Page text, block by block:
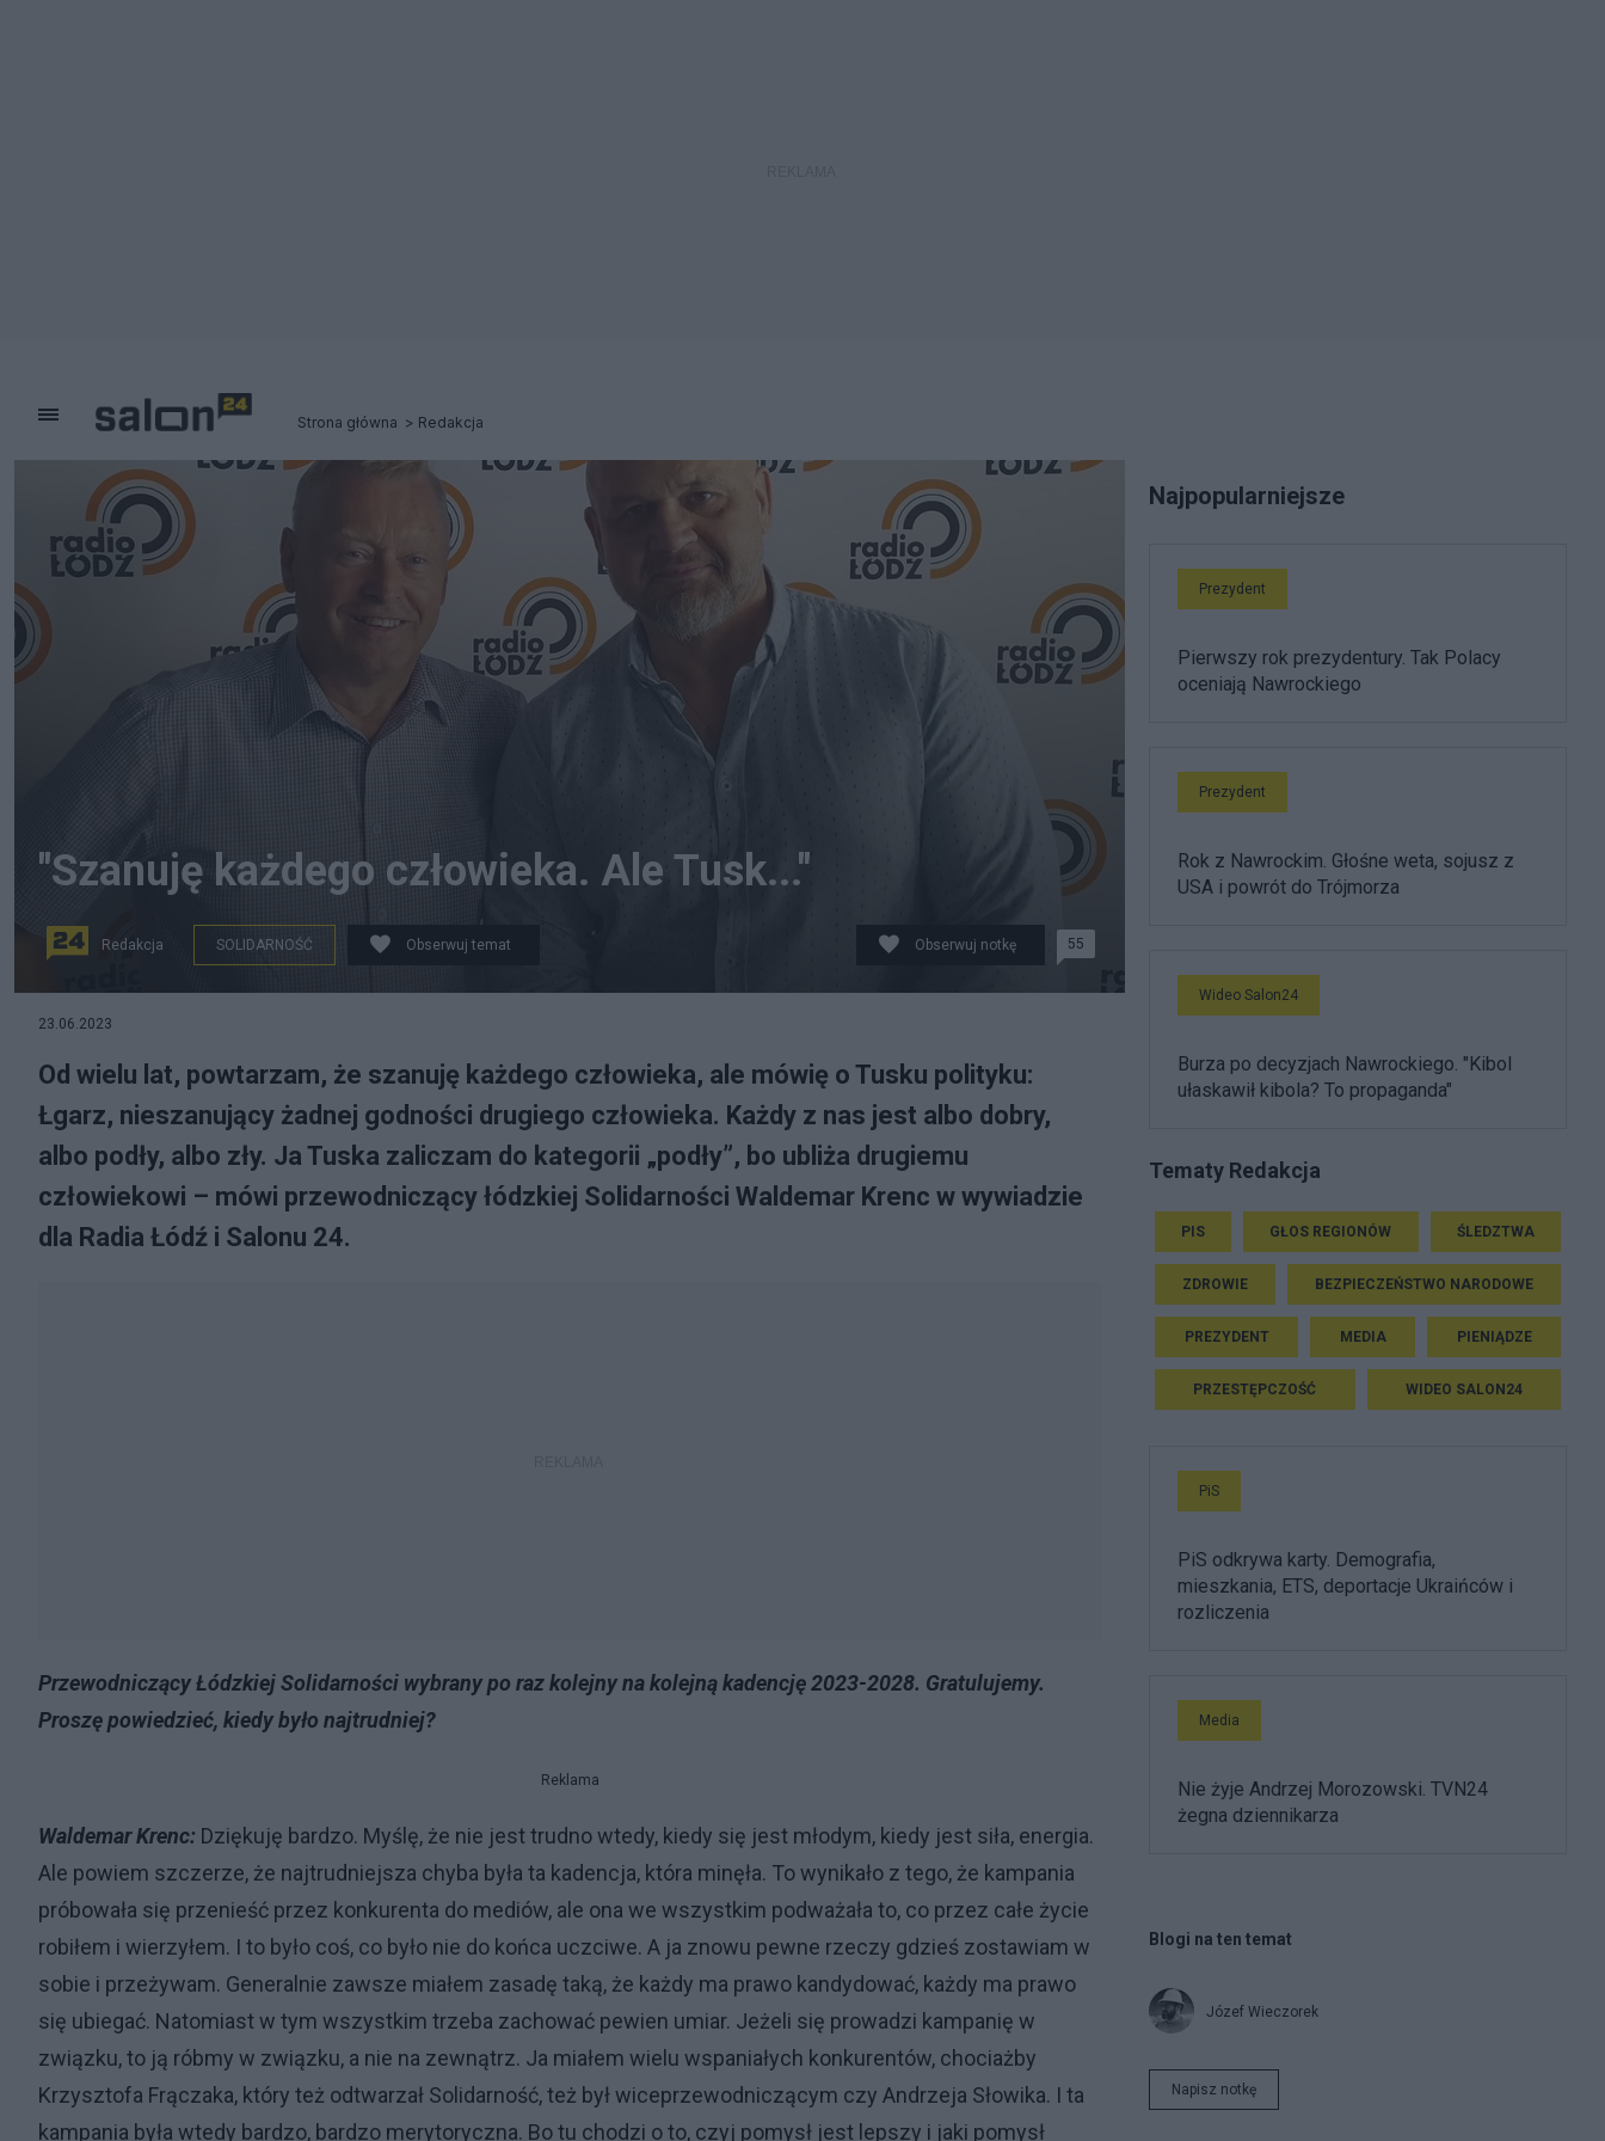
Strona główna Redakcja
"Szanuję każdego człowieka. Ale Tusk..."
Redakcja SOLIDARNOŚĆ Obserwuj temat Obserwuj notkę 55
23.06.2023
Od wielu lat, powtarzam, że szanuję każdego człowieka, ale mówię o Tusku polityku:
Łgarz, nieszanujący żadnej godności drugiego człowieka. Każdy z nas jest albo dobry,
albo podły, albo zły. Ja Tuska zaliczam do kategorii „podły”, bo ubliża drugiemu
człowiekowi – mówi przewodniczący łódzkiej Solidarności Waldemar Krenc w wywiadzie
dla Radia Łódź i Salonu 24.
Przewodniczący Łódzkiej Solidarności wybrany po raz kolejny na kolejną kadencję 2023-2028. Gratulujemy.
Proszę powiedzieć, kiedy było najtrudniej?
Reklama
Waldemar Krenc: Dziękuję bardzo. Myślę, że nie jest trudno wtedy, kiedy się jest młodym, kiedy jest siła, energia.
Ale powiem szczerze, że najtrudniejsza chyba była ta kadencja, która minęła. To wynikało z tego, że kampania
próbowała się przenieść przez konkurenta do mediów, ale ona we wszystkim podważała to, co przez całe życie
robiłem i wierzyłem. I to było coś, co było nie do końca uczciwe. A ja znowu pewne rzeczy gdzieś zostawiam w
sobie i przeżywam. Generalnie zawsze miałem zasadę taką, że każdy ma prawo kandydować, każdy ma prawo
się ubiegać. Natomiast w tym wszystkim trzeba zachować pewien umiar. Jeżeli się prowadzi kampanię w
związku, to ją róbmy w związku, a nie na zewnątrz. Ja miałem wielu wspaniałych konkurentów, chociażby
Krzysztofa Frączaka, który też odtwarzał Solidarność, też był wiceprzewodniczącym czy Andrzeja Słowika. I ta
kampania była wtedy bardzo, bardzo merytoryczna. Bo tu chodzi o to, czyj pomysł jest lepszy i jaki pomysł
Najpopularniejsze
Prezydent
Pierwszy rok prezydentury. Tak Polacy
oceniają Nawrockiego
Prezydent
Rok z Nawrockim. Głośne weta, sojusz z
USA i powrót do Trójmorza
Wideo Salon24
Burza po decyzjach Nawrockiego. "Kibol
ułaskawił kibola? To propaganda"
Tematy Redakcja
PIS GŁOS REGIONÓW ŚLEDZTWA
ZDROWIE BEZPIECZEŃSTWO NARODOWE
PREZYDENT MEDIA PIENIĄDZE
PRZESTĘPCZOŚĆ WIDEO SALON24
PiS
PiS odkrywa karty. Demografia,
mieszkania, ETS, deportacje Ukraińców i
rozliczenia
Media
Nie żyje Andrzej Morozowski. TVN24
żegna dziennikarza
Blogi na ten temat
Józef Wieczorek
Napisz notkę